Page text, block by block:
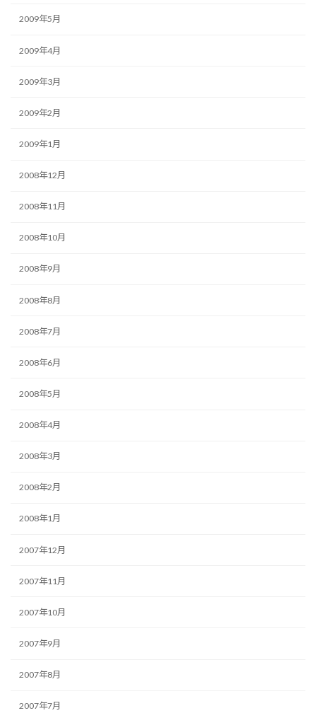
2009年5月
2009年4月
2009年3月
2009年2月
2009年1月
2008年12月
2008年11月
2008年10月
2008年9月
2008年8月
2008年7月
2008年6月
2008年5月
2008年4月
2008年3月
2008年2月
2008年1月
2007年12月
2007年11月
2007年10月
2007年9月
2007年8月
2007年7月